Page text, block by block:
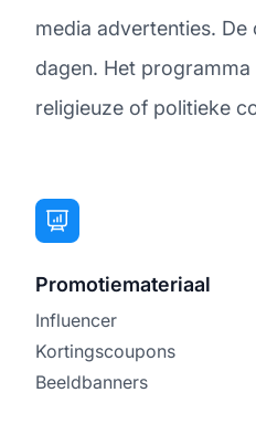
media advertenties.
dagen. Het
religieuze of politieke
Promotiemateriaal
Influencer
Kortingscoupons
Beeldbanners